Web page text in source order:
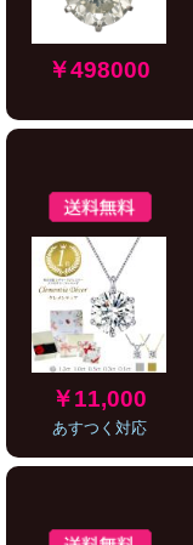
￥498000
￥11,000
あすつく対応